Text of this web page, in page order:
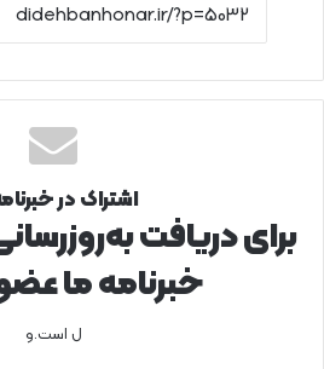
اشتراک در
برای دریافت
خبرنامه ما
ل است.و